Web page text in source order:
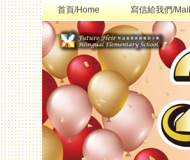
首頁/Home 寫信給我們/Mail